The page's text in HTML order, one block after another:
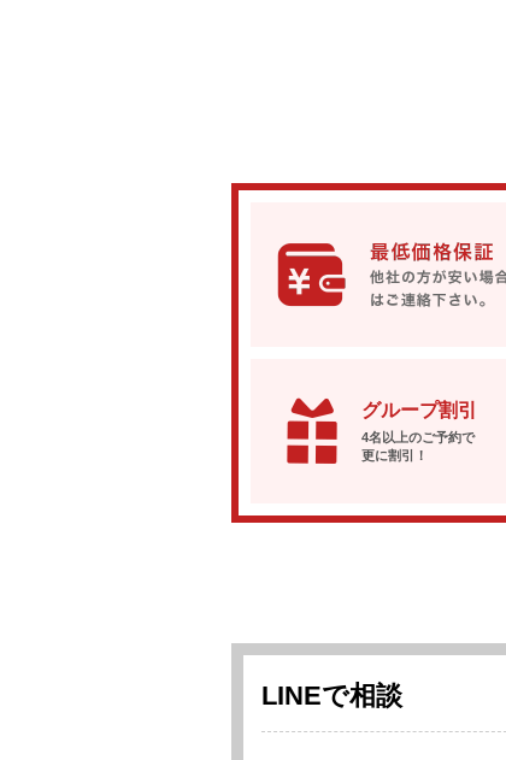
グループ割引
4名以上のご予約で
更に割引！
LINEで相談